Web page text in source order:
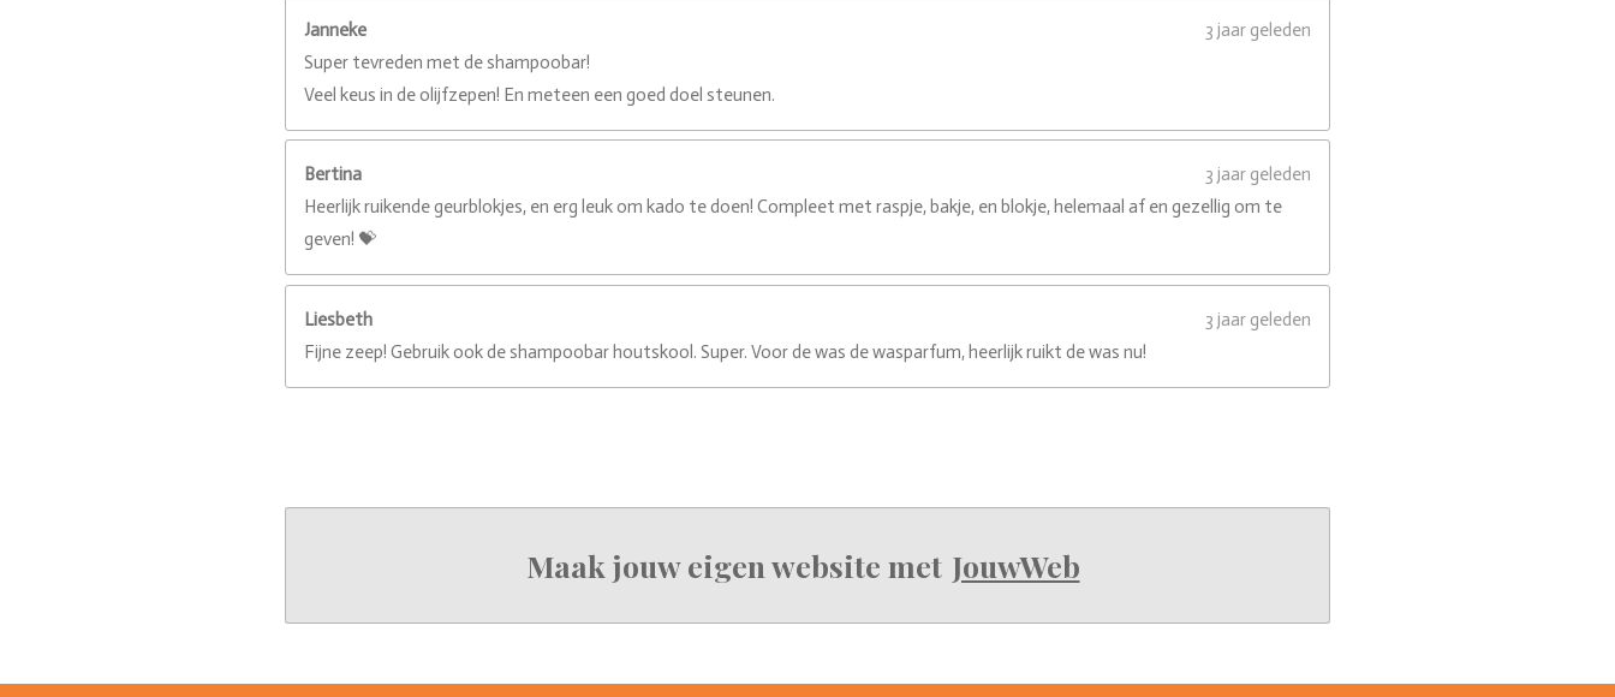
Janneke
3 jaar geleden
Super tevreden met de shampoobar!
Veel keus in de olijfzepen! En meteen een goed doel steunen.
Bertina
3 jaar geleden
Heerlijk ruikende geurblokjes, en erg leuk om kado te doen! Compleet met raspje, bakje, en blokje, helemaal af en gezellig om te
geven! 💝
Liesbeth
3 jaar geleden
Fijne zeep! Gebruik ook de shampoobar houtskool. Super. Voor de was de wasparfum, heerlijk ruikt de was nu!
Maak jouw eigen website met JouwWeb